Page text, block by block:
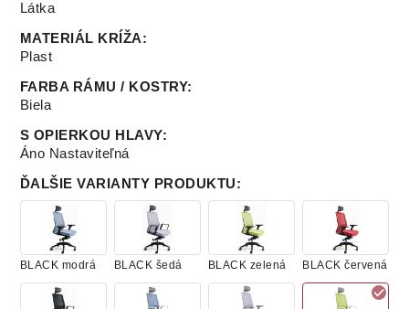
Látka
MATERIÁL KRÍŽA:
Plast
FARBA RÁMU / KOSTRY:
Biela
S OPIERKOU HLAVY:
Áno Nastaviteľná
ĎALŠIE VARIANTY PRODUKTU:
BLACK modrá BLACK šedá BLACK zelená BLACK červená